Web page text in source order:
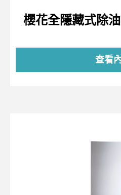
櫻花全隱藏式除
查看